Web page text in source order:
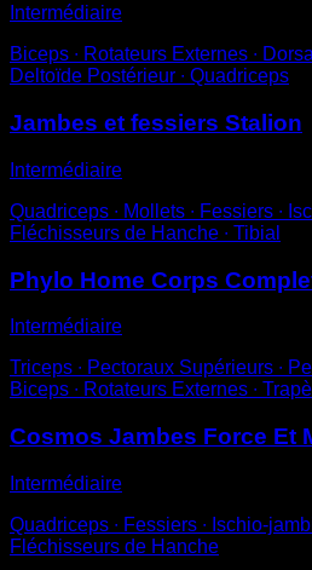
Intermédiaire
Biceps ∙ Rotateurs Externes ∙
Deltoïde Postérieur ∙ Quadriceps
Jambes et fessiers Stalion
Intermédiaire
Quadriceps ∙ Mollets ∙ Fessiers ∙
Fléchisseurs de Hanche ∙ Tibial
Phylo Home Corps
Intermédiaire
Triceps ∙ Pectoraux Supérieurs ∙
Biceps ∙ Rotateurs Externes ∙
Cosmos Jambes Force Et
Intermédiaire
Quadriceps ∙ Fessiers ∙ Ischio-
Fléchisseurs de Hanche